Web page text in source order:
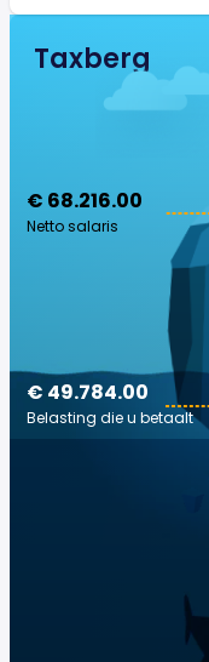
Taxberg
€ 68.216.00
Netto salaris
€ 49.784.00
Belasting die u betaalt